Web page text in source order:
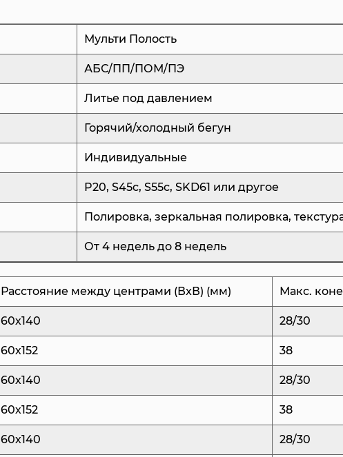
помогает
продукта.
Система
эффективное
подход помогает
качества крышек.
следовательно,
Конструкция
обширных
оптимизации
материала. Это
легкие, но и имеют
структурной
Одной из
Мульти Полость
АБС/ПП/ПОМ/ПЭ
Литье под давлением
Горячий/холодный бегун
Индивидуальные
P20, S45c, S55c, SKD61 или другое
Полировка, зеркальная полировка,
От 4 недель до 8 недель
Расстояние между центрами (ВxВ) (мм) Макс.
60х140 28/30
60х152 38
60х140 28/30
60х152 38
60х140 28/30